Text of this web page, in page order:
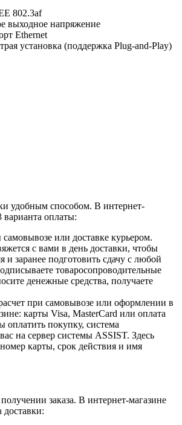
802.3af
выходное напряжение
Ethernet
установка (поддержка Plug-and-Play)
удобным способом. В интернет-
варианта оплаты:
или доставке курьером.
с вами в день доставки, чтобы
и заранее подготовить сдачу с любой
товаросопроводительные
денежные средства, получаете
при самовывозе или оформлении в
карты Visa, MasterCard или оплата
оплатить покупку, система
на сервер системы ASSIST. Здесь
карты, срок действия и имя
заказа. В интернет-магазине
доставки: